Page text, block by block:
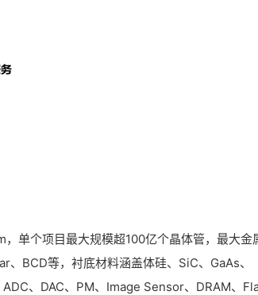
单个项目最大规模超100亿个晶体管，最大金
BCD等，衬底材料涵盖体硅、SiC、GaAs、
、DAC、PM、Image Sensor、DRAM、